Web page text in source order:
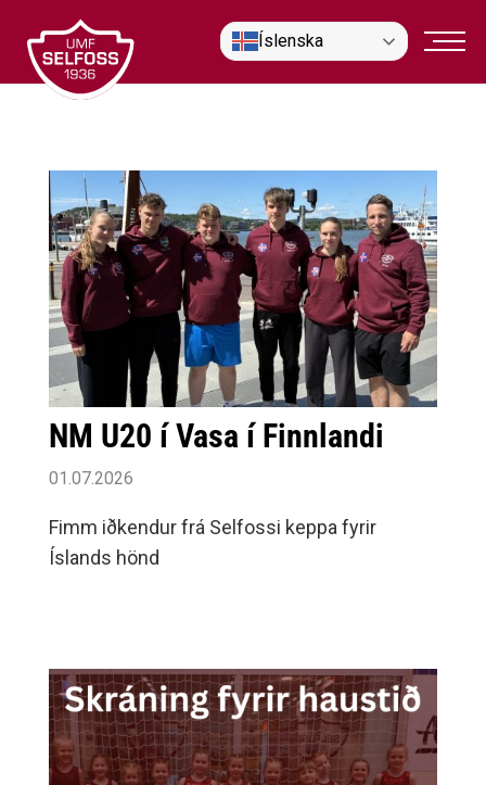
efni
Íslenska
NM U20 í Vasa í Finnlandi
01.07.2026
Fimm iðkendur frá Selfossi keppa fyrir
Íslands hönd